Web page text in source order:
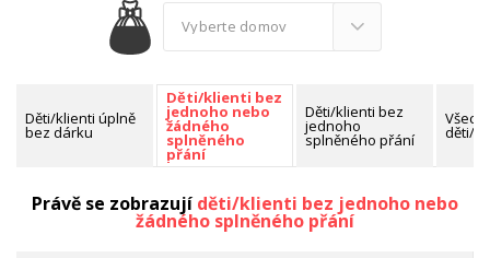
Děti/klienti úplně
bez dárku
Děti/klienti bez
jednoho nebo
žádného
splněného
přání
Děti/klienti bez
jednoho
splněného přání děti/
Právě se zobrazují děti/klienti bez jednoho nebo
žádného splněného přání